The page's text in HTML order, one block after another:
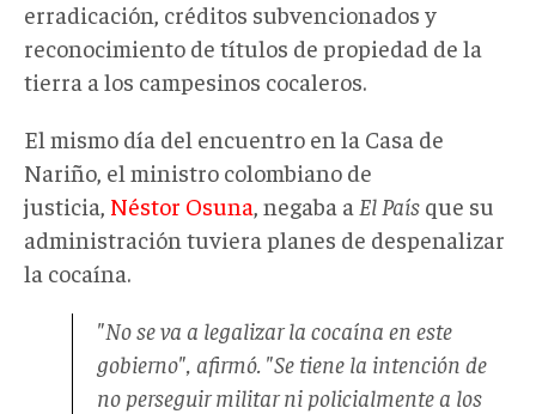
erradicación, créditos subvencionados y
reconocimiento de títulos de propiedad de la
tierra a los campesinos cocaleros.
El mismo día del encuentro en la Casa de
Nariño, el ministro colombiano de
justicia, Néstor Osuna, negaba a El País que su
administración tuviera planes de despenalizar
la cocaína.
"No se va a legalizar la cocaína en este
gobierno", afirmó. "Se tiene la intención de
no perseguir militar ni policialmente a los